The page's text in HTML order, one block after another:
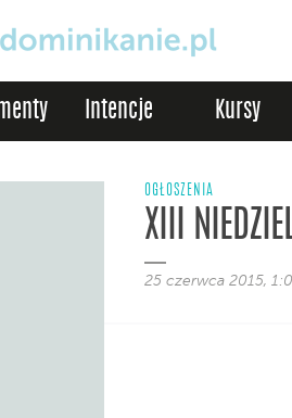
Intencje Kursy
OGŁOSZENIA
XIII
25 czerwca 2015,